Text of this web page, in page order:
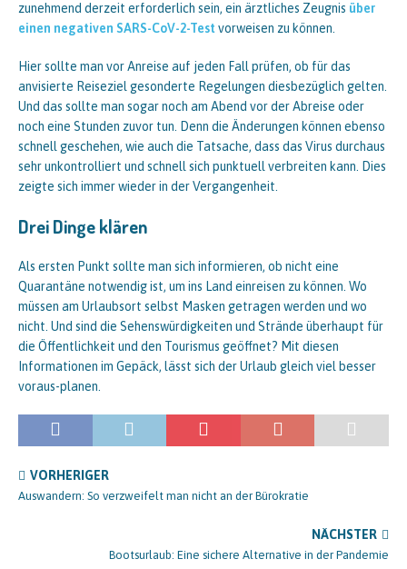
zunehmend derzeit erforderlich sein, ein ärztliches Zeugnis über
einen negativen SARS-CoV-2-Test vorweisen zu können.
Hier sollte man vor Anreise auf jeden Fall prüfen, ob für das
anvisierte Reiseziel gesonderte Regelungen diesbezüglich gelten.
Und das sollte man sogar noch am Abend vor der Abreise oder
noch eine Stunden zuvor tun. Denn die Änderungen können ebenso
schnell geschehen, wie auch die Tatsache, dass das Virus durchaus
sehr unkontrolliert und schnell sich punktuell verbreiten kann. Dies
zeigte sich immer wieder in der Vergangenheit.
Drei Dinge klären
Als ersten Punkt sollte man sich informieren, ob nicht eine
Quarantäne notwendig ist, um ins Land einreisen zu können. Wo
müssen am Urlaubsort selbst Masken getragen werden und wo
nicht. Und sind die Sehenswürdigkeiten und Strände überhaupt für
die Öffentlichkeit und den Tourismus geöffnet? Mit diesen
Informationen im Gepäck, lässt sich der Urlaub gleich viel besser
voraus-planen.
VORHERIGER
Auswandern: So verzweifelt man nicht an der Bürokratie
NÄCHSTER
Bootsurlaub: Eine sichere Alternative in der Pandemie